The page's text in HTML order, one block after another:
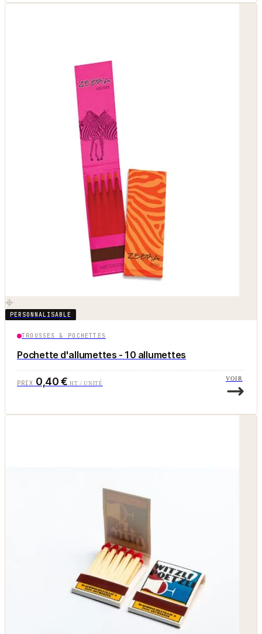
PERSONNALISABLE
TROUSSES & POCHETTES
Pochette d'allumettes - 10 allumettes
PRIX 0,40 €HT / UNITÉ
VOIR